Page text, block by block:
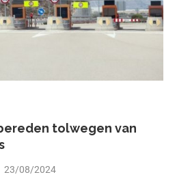
tolwegen van
23/08/2024